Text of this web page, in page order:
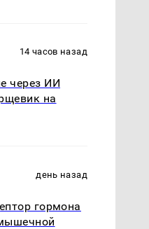
14 часов назад
через ИИ
на
день назад
гормона